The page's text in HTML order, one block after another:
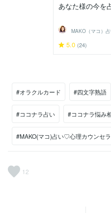
あなた様の今を
5.0 (24)
#オラクルカード #四文字熟語
#ココナラ占い #ココナラ悩み
#MAKO(マコ)占い♡心理カウンセ
12